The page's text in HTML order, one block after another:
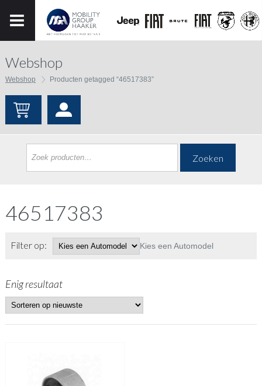
Webshop
Webshop Producten getagged “46517383”
Zoeken
46517383
Filter op: Kies een Automodel
Enig resultaat